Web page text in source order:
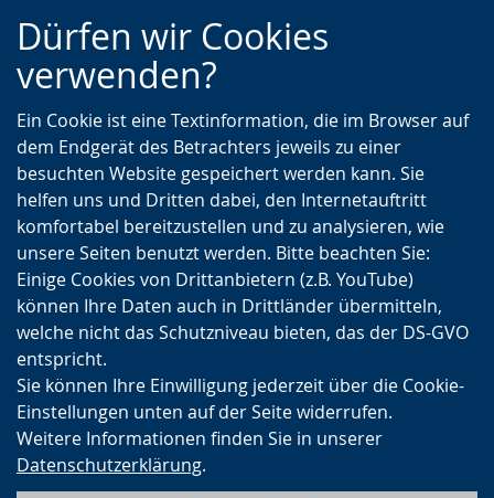
Zur
Hauptnavigation
Zur
Seitennavigation
Zum
Inhalt
Dürfen wir Cookies
verwenden?
Ein Cookie ist eine Textinformation, die im Browser auf
dem Endgerät des Betrachters jeweils zu einer
besuchten Website gespeichert werden kann. Sie
helfen uns und Dritten dabei, den Internetauftritt
komfortabel bereitzustellen und zu analysieren, wie
unsere Seiten benutzt werden. Bitte beachten Sie:
Einige Cookies von Drittanbietern (z.B. YouTube)
können Ihre Daten auch in Drittländer übermitteln,
welche nicht das Schutzniveau bieten, das der DS-GVO
entspricht.
Sie können Ihre Einwilligung jederzeit über die Cookie-
Einstellungen unten auf der Seite widerrufen.
Weitere Informationen finden Sie in unserer
Datenschutzerklärung.